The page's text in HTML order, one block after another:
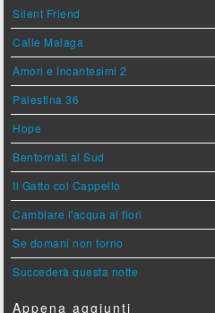
Silent Friend
Calle Malaga
Amori e Incantesimi 2
Palestina 36
Hope
Bentornati al Sud
Il Gatto col Cappello
Cambiare l'acqua ai fiori
Se domani non torno
Succederà questa notte
Appena aggiunti